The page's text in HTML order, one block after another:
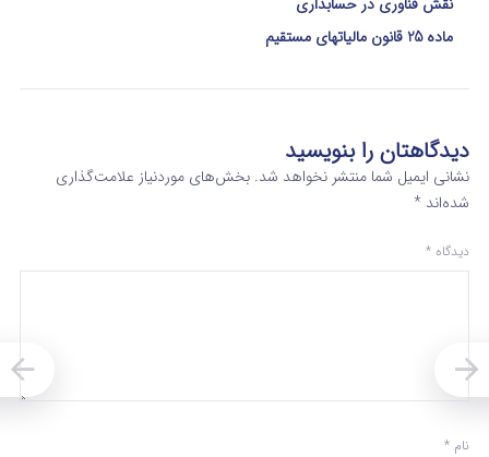
ماده 25 قانون مالیاتهای مستقیم
دیدگاهتان را بنویسید
نشانی ایمیل شما منتشر نخواهد شد. بخش‌های موردنیاز علامت‌گذاری
شده‌اند *
دیدگاه *
نام *